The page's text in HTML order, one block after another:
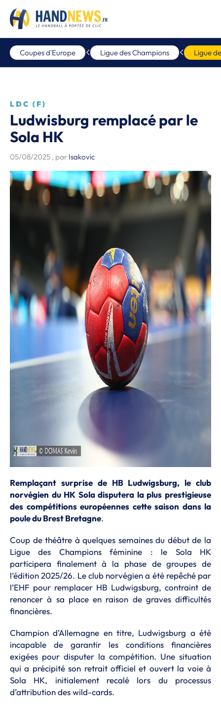
Coupes d'Europe Ligue des Champions Ligue
LDC (F)
Ludwisburg remplacé par le
Sola HK
05/08/2025 , par Isakovic
Remplaçant surprise de HB Ludwigsburg, le club
norvégien du HK Sola disputera la plus prestigieuse
des compétitions européennes cette saison dans la
poule du Brest Bretagne.
Coup de théâtre à quelques semaines du début de la
Ligue des Champions féminine : le Sola HK
participera finalement à la phase de groupes de
l’édition 2025/26. Le club norvégien a été repêché par
l’EHF pour remplacer HB Ludwigsburg, contraint de
renoncer à sa place en raison de graves difficultés
financières.
Champion d’Allemagne en titre, Ludwigsburg a été
incapable de garantir les conditions financières
exigées pour disputer la compétition. Une situation
qui a précipité son retrait officiel et ouvert la voie à
Sola HK, initialement recalé lors du processus
d’attribution des wild-cards.